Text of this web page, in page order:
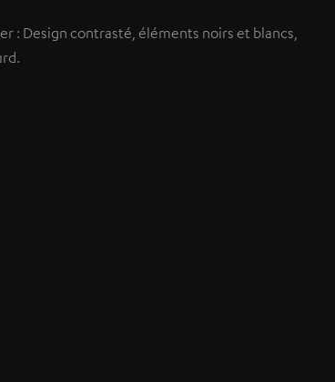
: Design contrasté, éléments noirs et blancs,